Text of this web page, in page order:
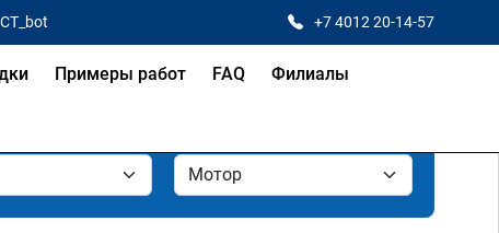
+7 4012 20-14-57
Примеры работ FAQ Филиалы